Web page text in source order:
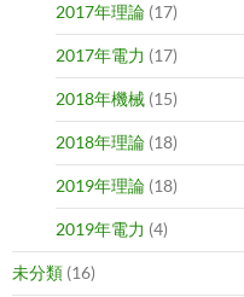
2017年理論 (17)
2017年電力 (17)
2018年機械 (15)
2018年理論 (18)
2019年理論 (18)
2019年電力 (4)
未分類 (16)